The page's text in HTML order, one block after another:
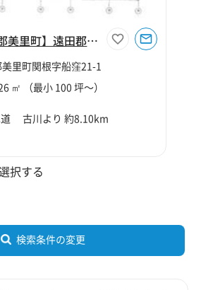
【宮城県遠田郡美里町】遠田郡美里町関根字船窪倉庫【寄託】
里町関根字船窪21-1
㎡ （最小 100 坪～）
道 古川より 約8.10km
択する
検索条件の変更